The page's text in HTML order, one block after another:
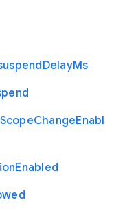
DelayMs
ScopeChangeEnabl
Enabled